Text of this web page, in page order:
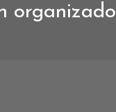
organizado